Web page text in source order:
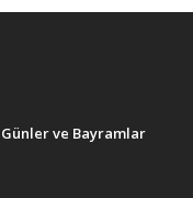
ve Bayramlar